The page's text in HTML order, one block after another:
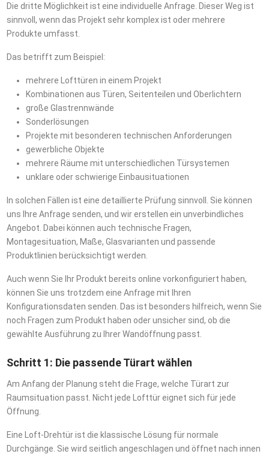
Die dritte Möglichkeit ist eine individuelle Anfrage. Dieser Weg ist
sinnvoll, wenn das Projekt sehr komplex ist oder mehrere
Produkte umfasst.
Das betrifft zum Beispiel:
mehrere Lofttüren in einem Projekt
Kombinationen aus Türen, Seitenteilen und Oberlichtern
große Glastrennwände
Sonderlösungen
Projekte mit besonderen technischen Anforderungen
gewerbliche Objekte
mehrere Räume mit unterschiedlichen Türsystemen
unklare oder schwierige Einbausituationen
In solchen Fällen ist eine detaillierte Prüfung sinnvoll. Sie können
uns Ihre Anfrage senden, und wir erstellen ein unverbindliches
Angebot. Dabei können auch technische Fragen,
Montagesituation, Maße, Glasvarianten und passende
Produktlinien berücksichtigt werden.
Auch wenn Sie Ihr Produkt bereits online vorkonfiguriert haben,
können Sie uns trotzdem eine Anfrage mit Ihren
Konfigurationsdaten senden. Das ist besonders hilfreich, wenn Sie
noch Fragen zum Produkt haben oder unsicher sind, ob die
gewählte Ausführung zu Ihrer Wandöffnung passt.
Schritt 1: Die passende Türart wählen
Am Anfang der Planung steht die Frage, welche Türart zur
Raumsituation passt. Nicht jede Lofttür eignet sich für jede
Öffnung.
Eine Loft-Drehtür ist die klassische Lösung für normale
Durchgänge. Sie wird seitlich angeschlagen und öffnet nach innen